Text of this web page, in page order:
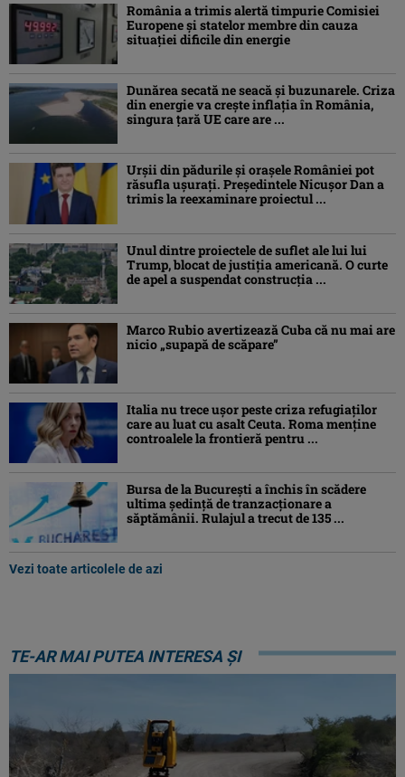
România a trimis alertă timpurie Comisiei
Europene și statelor membre din cauza
situației dificile din energie
Dunărea secată ne seacă și buzunarele. Criza
din energie va crește inflația în România,
singura țară UE care are ...
Urșii din pădurile și orașele României pot
răsufla ușurați. Președintele Nicușor Dan a
trimis la reexaminare proiectul ...
Unul dintre proiectele de suflet ale lui lui
Trump, blocat de justiția americană. O curte
de apel a suspendat construcția ...
Marco Rubio avertizează Cuba că nu mai are
nicio „supapă de scăpare”
Italia nu trece ușor peste criza refugiaților
care au luat cu asalt Ceuta. Roma menține
controalele la frontieră pentru ...
Bursa de la București a închis în scădere
ultima ședință de tranzacționare a
săptămânii. Rulajul a trecut de 135 ...
Vezi toate articolele de azi
TE-AR MAI PUTEA INTERESA ȘI